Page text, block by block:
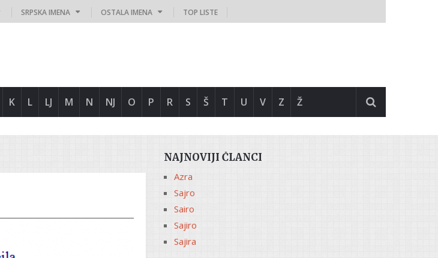
SRPSKA IMENA OSTALA IMENA TOP LISTE
K L LJ M N NJ O P R S Š T U V Z Ž
NAJNOVIJI ČLANCI
Azra
Sajro
Sairo
Sajiro
Sajira